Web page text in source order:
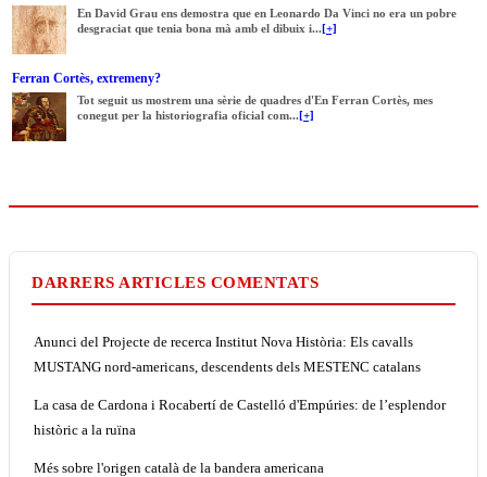
En David Grau ens demostra que en Leonardo Da Vinci no era un pobre
desgraciat que tenia bona mà amb el dibuix i...[+]
Ferran Cortès, extremeny?
Tot seguit us mostrem una sèrie de quadres d'En Ferran Cortès, mes
conegut per la historiografia oficial com...[+]
DARRERS ARTICLES COMENTATS
Anunci del Projecte de recerca Institut Nova Història: Els cavalls
MUSTANG nord-americans, descendents dels MESTENC catalans
La casa de Cardona i Rocabertí de Castelló d'Empúries: de l’esplendor
històric a la ruïna
Més sobre l'origen català de la bandera americana